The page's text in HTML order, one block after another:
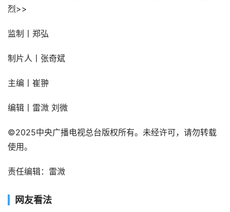
烈>>
监制丨郑弘
制片人丨张奇斌
主编丨崔翀
编辑丨雷溦 刘微
©2025中央广播电视总台版权所有。未经许可，请勿转载
使用。
责任编辑：雷溦
网友看法